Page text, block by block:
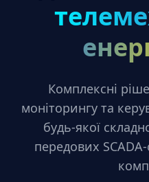
Комплексні
моніторингу та
будь-якої
передових